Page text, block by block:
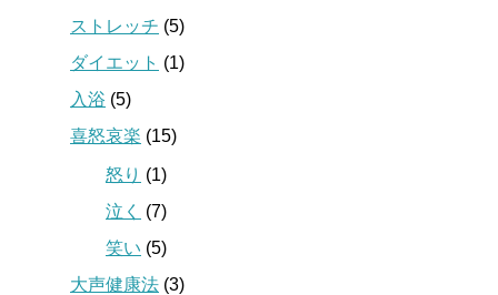
ストレッチ (5)
ダイエット (1)
入浴 (5)
喜怒哀楽 (15)
怒り (1)
泣く
(7)
笑い (5)
大声健康法 (3)